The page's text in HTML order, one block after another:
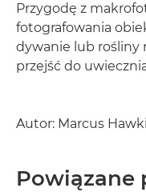
Przygodę z
fotografowania
dywanie lub rośliny
przejść do
Autor: Marcus
Powiązane